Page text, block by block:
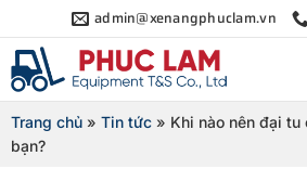
qua
nội
dung
admin@xenangphuclam.vn
Trang chủ » Tin tức » Khi nào nên đại tu
bạn?